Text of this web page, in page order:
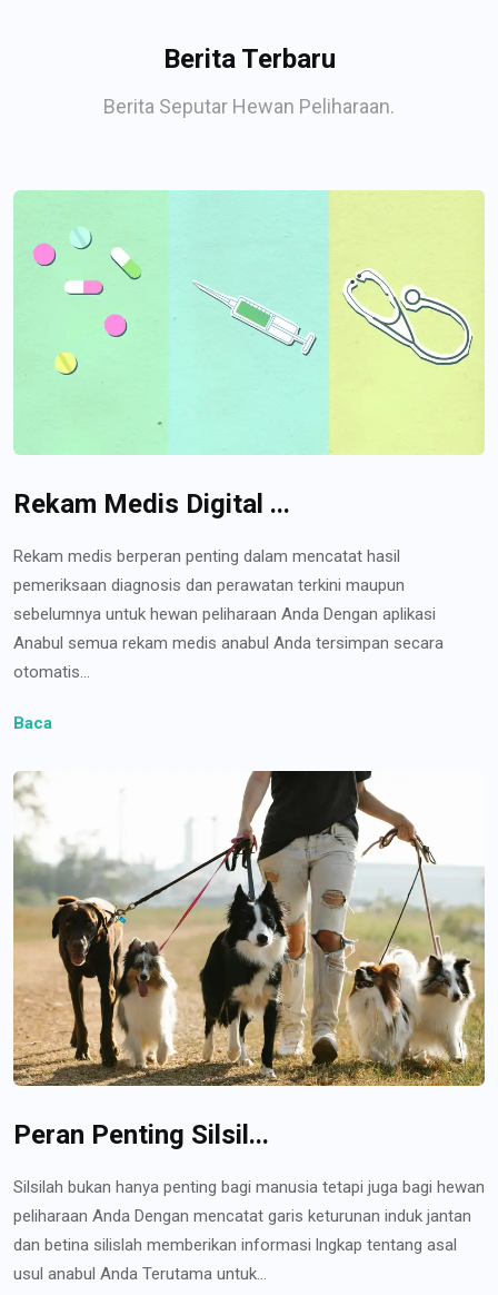
Berita Terbaru
Berita Seputar Hewan Peliharaan.
Rekam Medis Digital ...
Rekam medis berperan penting dalam mencatat hasil
pemeriksaan diagnosis dan perawatan terkini maupun
sebelumnya untuk hewan peliharaan Anda Dengan aplikasi
Anabul semua rekam medis anabul Anda tersimpan secara
otomatis...
Baca
Peran Penting Silsil...
Silsilah bukan hanya penting bagi manusia tetapi juga bagi hewan
peliharaan Anda Dengan mencatat garis keturunan induk jantan
dan betina silislah memberikan informasi lngkap tentang asal
usul anabul Anda Terutama untuk...